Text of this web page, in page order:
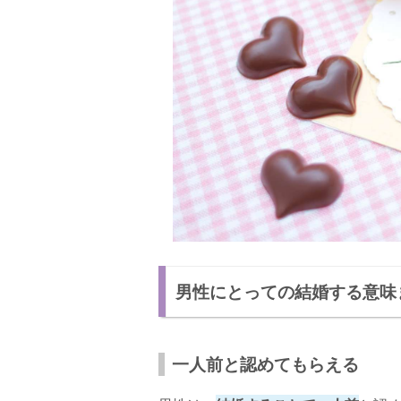
男性にとっての結婚する意
一人前と認めてもらえる